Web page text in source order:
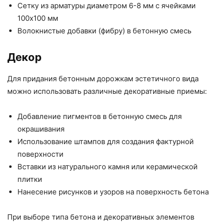
Сетку из арматуры диаметром 6-8 мм с ячейками
100х100 мм
Волокнистые добавки (фибру) в бетонную смесь
Декор
Для придания бетонным дорожкам эстетичного вида
можно использовать различные декоративные приемы:
Добавление пигментов в бетонную смесь для
окрашивания
Использование штампов для создания фактурной
поверхности
Вставки из натурального камня или керамической
плитки
Нанесение рисунков и узоров на поверхность бетона
При выборе типа бетона и декоративных элементов